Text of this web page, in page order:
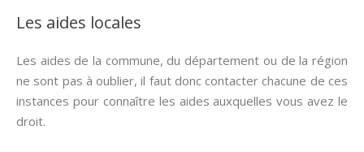
Les aides locales
Les aides de la commune, du département ou de la région
ne sont pas à oublier, il faut donc contacter chacune de ces
instances pour connaître les aides auxquelles vous avez le
droit.